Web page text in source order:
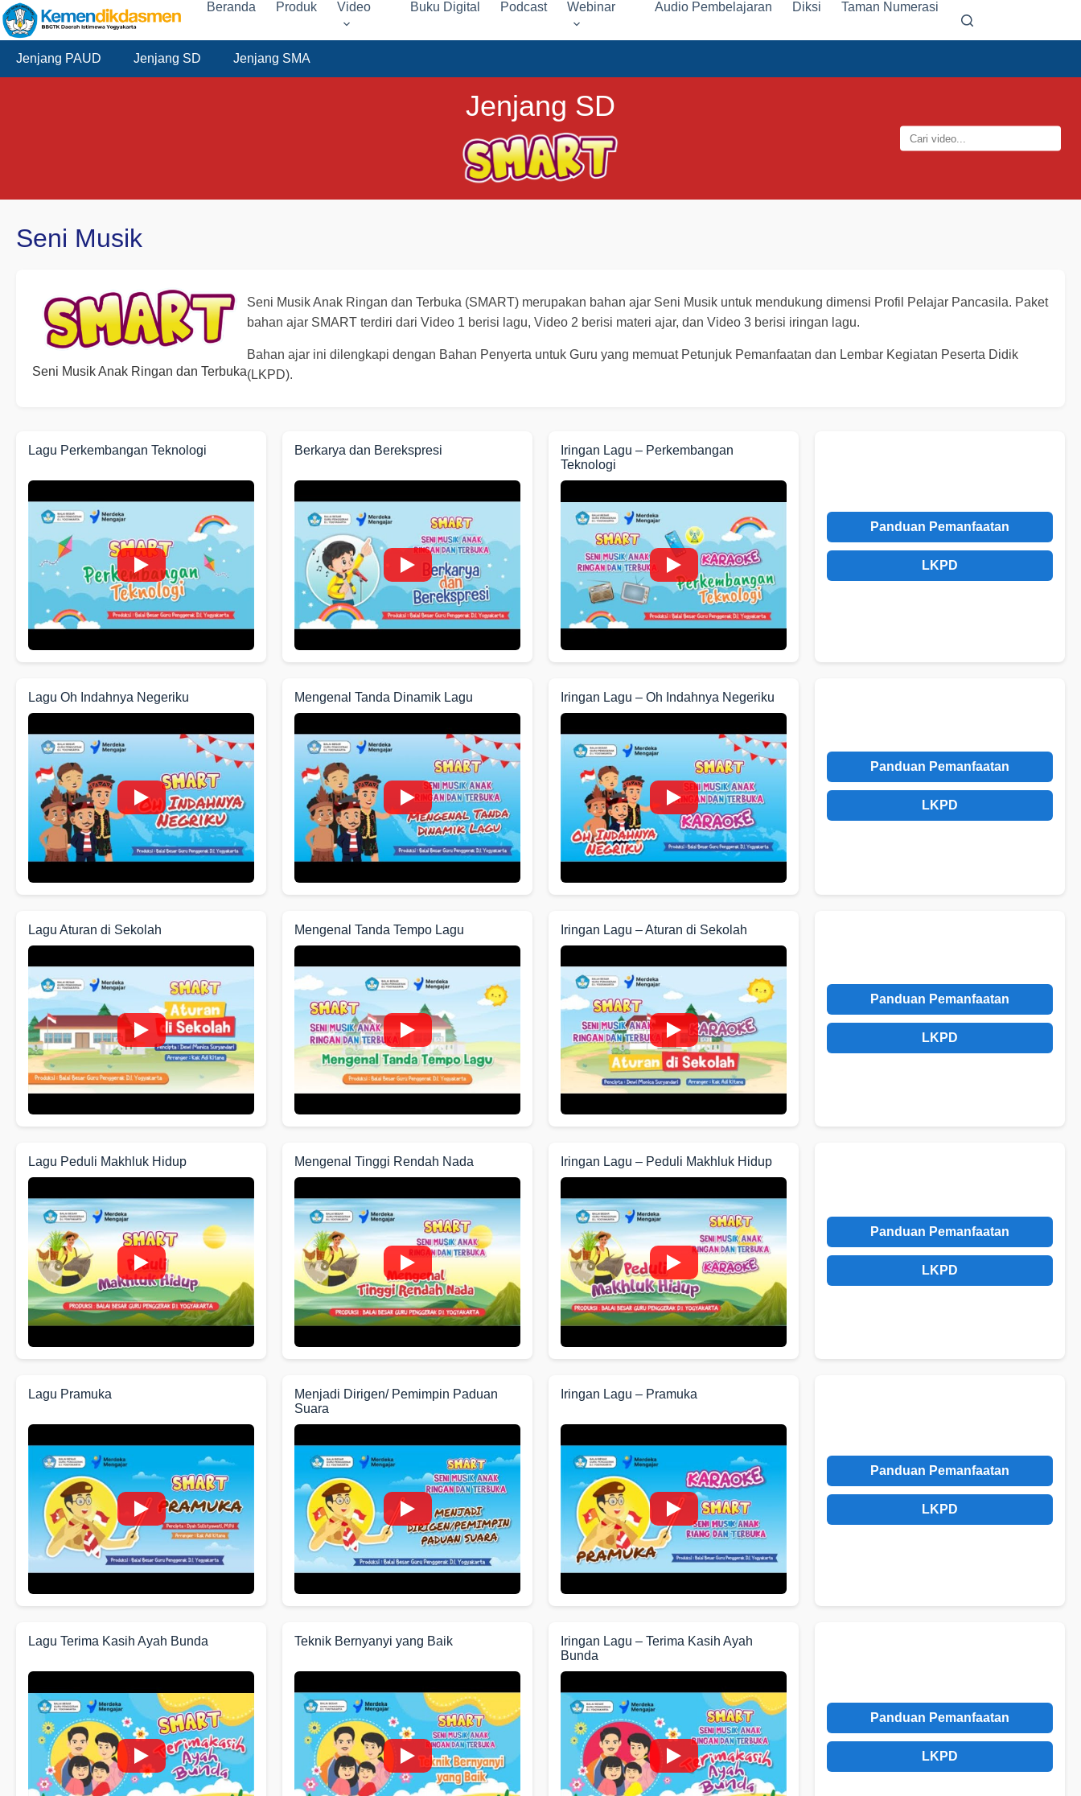
Beranda Produk Video Buku Digital Podcast Webinar Audio Pembelajaran Diksi Taman Numerasi
Jenjang PAUD Jenjang SD Jenjang SMA
Jenjang SD
Seni Musik
Seni Musik Anak Ringan dan Terbuka
Seni Musik Anak Ringan dan Terbuka (SMART) merupakan bahan ajar Seni Musik untuk mendukung dimensi Profil Pelajar Pancasila. Paket
bahan ajar SMART terdiri dari Video 1 berisi lagu, Video 2 berisi materi ajar, dan Video 3 berisi iringan lagu.
Bahan ajar ini dilengkapi dengan Bahan Penyerta untuk Guru yang memuat Petunjuk Pemanfaatan dan Lembar Kegiatan Peserta Didik
(LKPD).
Lagu Perkembangan Teknologi Berkarya dan Berekspresi
Iringan Lagu – Perkembangan
Teknologi
Panduan Pemanfaatan
LKPD
Lagu Oh Indahnya Negeriku Mengenal Tanda Dinamik Lagu Iringan Lagu – Oh Indahnya Negeriku
Panduan Pemanfaatan
LKPD
Lagu Aturan di Sekolah Mengenal Tanda Tempo Lagu Iringan Lagu – Aturan di Sekolah
Panduan Pemanfaatan
LKPD
Lagu Peduli Makhluk Hidup Mengenal Tinggi Rendah Nada Iringan Lagu – Peduli Makhluk Hidup
Panduan Pemanfaatan
LKPD
Lagu Pramuka
Menjadi Dirigen/ Pemimpin Paduan
Suara
Iringan Lagu – Pramuka
Panduan Pemanfaatan
LKPD
Lagu Terima Kasih Ayah Bunda Teknik Bernyanyi yang Baik
Iringan Lagu – Terima Kasih Ayah
Bunda
Panduan Pemanfaatan
LKPD